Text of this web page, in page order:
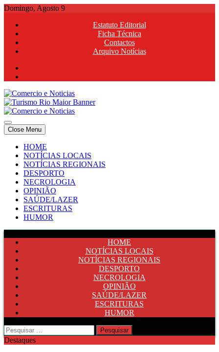
Skip
content
Domingo, Agosto 9
Estatuto Editorial
Ficha Técnica
Contactos
Arquivo Notícias
Comercio e Noticias
Notícias e Publicidade Online
Comercio e Noticias
Notícias e Publicidade Online
Close Menu
HOME
NOTÍCIAS LOCAIS
NOTÍCIAS REGIONAIS
DESPORTO
NECROLOGIA
OPINIÃO
SAÚDE/LAZER
ESCRITURAS
HUMOR
HOME
NOTÍCIAS LOCAIS
NOTÍCIAS REGIONAIS
DESPORTO
NECROLOGIA
OPINIÃO
SAÚDE/LAZER
ESCRITURAS
HUMOR
Pesquisar
por:
Destaques